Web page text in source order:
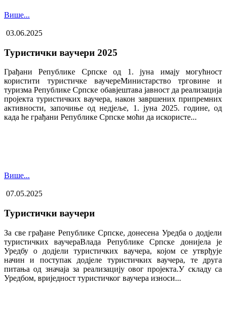
Више...
03.06.2025
Туристички ваучери 2025
Грађани Републике Српске од 1. јуна имају могућност
користити туристичке ваучере​Министарство трговине и
туризма Републике Српске обавјештава јавност да реализација
пројекта туристичких ваучера, након завршених припремних
активности, започиње од недјеље, 1. јуна 2025. године, од
када ће грађани Републике Српске моћи да искористе...
Више...
07.05.2025
Туристички ваучери
За све грађане Републике Српске, донесена Уредба о додјели
туристичких ваучера​Влада Републике Српске донијела је
Уредбу о додјели туристичких ваучера, којом се утврђује
начин и поступак додјеле туристичких ваучера, те друга
питања од значаја за реализацију овог пројекта.У складу са
Уредбом, вриједност туристичког ваучера износи...